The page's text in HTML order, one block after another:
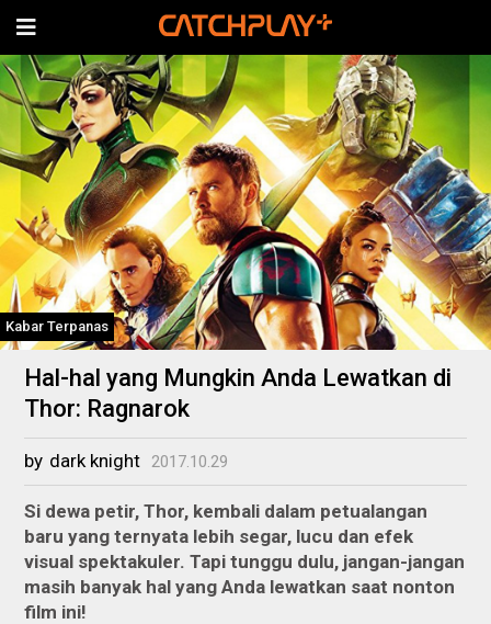
Kabar Terpanas
Hal-hal yang Mungkin Anda Lewatkan di
Thor: Ragnarok
by dark knight 2017.10.29
Si dewa petir, Thor, kembali dalam petualangan
baru yang ternyata lebih segar, lucu dan efek
visual spektakuler. Tapi tunggu dulu, jangan-jangan
masih banyak hal yang Anda lewatkan saat nonton
film ini!